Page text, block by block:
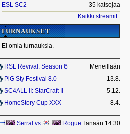
ESL SC2
35 katsojaa
Kaikki streamit
TURNAUKSET
Ei omia turnauksia.
RSL Revival: Season 6
Meneillään
PiG Sty Festival 8.0
13.8.
SC4ALL II: StarCraft II
5.12.
HomeStory Cup XXX
8.4.
Serral vs Rogue Tänään 14:30